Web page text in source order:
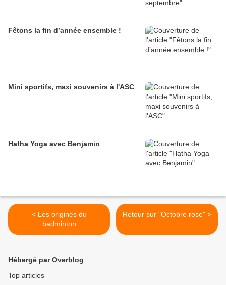
Fêtons la fin d’année ensemble !
Mini sportifs, maxi souvenirs à l'ASC
Hatha Yoga avec Benjamin
< Les origines du
badminton
Retour sur "Octobre rose" >
Hébergé par Overblog
Top articles